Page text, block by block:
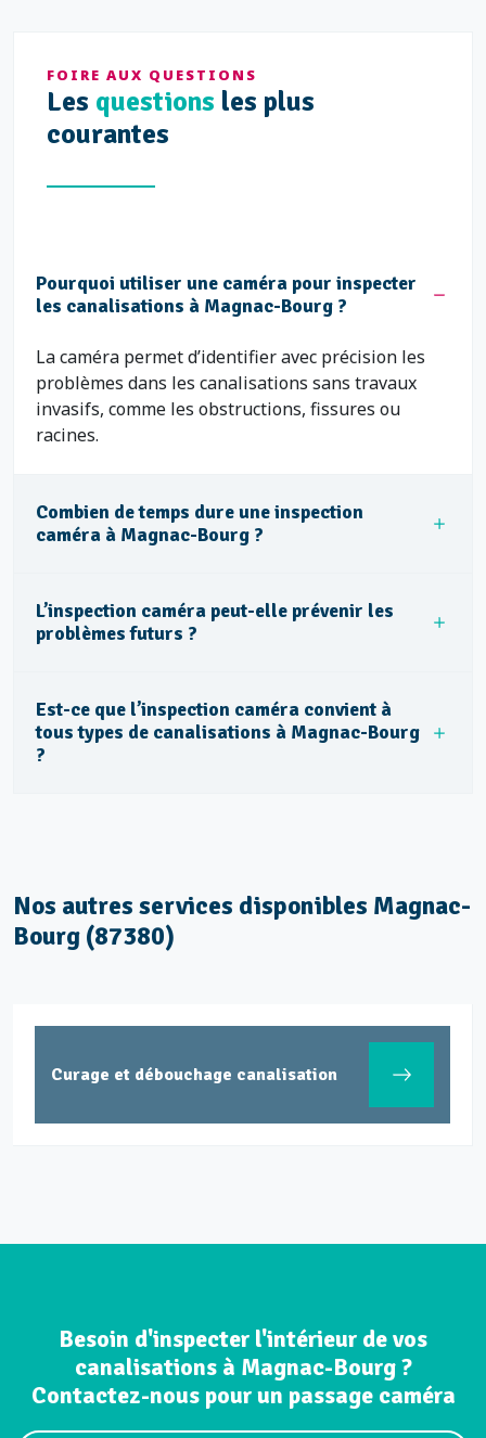
FOIRE AUX QUESTIONS
Les questions les plus
courantes
Pourquoi utiliser une caméra pour inspecter
les canalisations à Magnac-Bourg ?
La caméra permet d’identifier avec précision les
problèmes dans les canalisations sans travaux
invasifs, comme les obstructions, fissures ou
racines.
Combien de temps dure une inspection
caméra à Magnac-Bourg ?
L’inspection caméra peut-elle prévenir les
problèmes futurs ?
Est-ce que l’inspection caméra convient à
tous types de canalisations à Magnac-Bourg
?
Nos autres services disponibles Magnac-
Bourg (87380)
Curage et débouchage canalisation
Besoin d'inspecter l'intérieur de vos
canalisations à Magnac-Bourg ?
Contactez-nous pour un passage caméra